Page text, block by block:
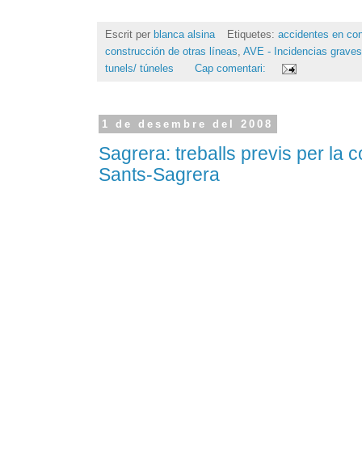
Escrit per blanca alsina Etiquetes: accidentes en
construcción de otras líneas, AVE - Incidencias
tunels/ túneles
Cap comentari:
1 de desembre del 2008
Sagrera: treballs previs per la
Sants-Sagrera